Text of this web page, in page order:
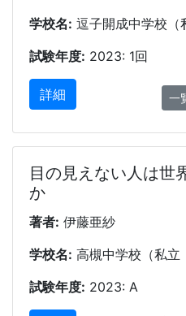
学校名: 逗子開成中学校（
試験年度: 2023: 1回
詳細 一
目の見えない人は世
か
著者: 伊藤亜紗
学校名: 高槻中学校（私立
試験年度: 2023: A